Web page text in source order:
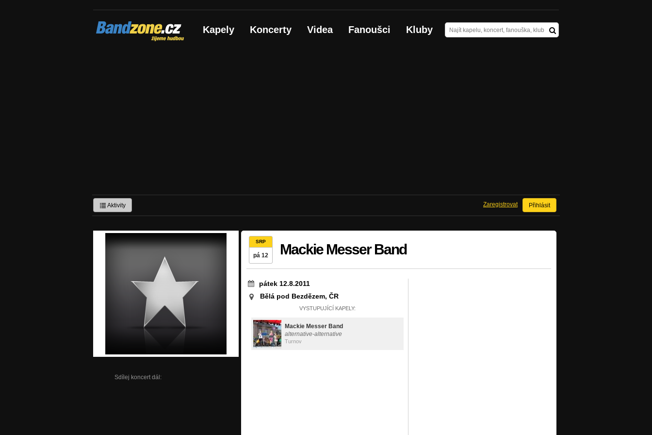
Bandzone.cz
žijeme hudbou Kapely Koncerty Videa Fanoušci Kluby
Aktivity Přihlásit
Zaregistrovat
Sdílej koncert dál:
SRP
pá 12 Mackie Messer Band
pátek 12.8.2011
Bělá pod Bezdězem, ČR
VYSTUPUJÍCÍ KAPELY:
Mackie Messer Band
alternative-alternative
Turnov